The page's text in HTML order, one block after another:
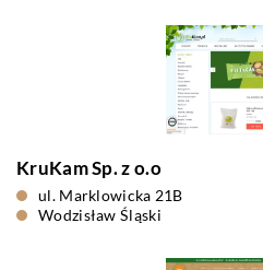
KruKam Sp. z o.o
ul. Marklowicka 21B
Wodzisław Śląski